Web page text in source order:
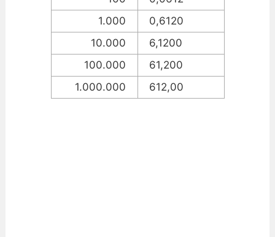
1.000
0,6120
10.000
6,1200
100.000
61,200
1.000.000
612,00